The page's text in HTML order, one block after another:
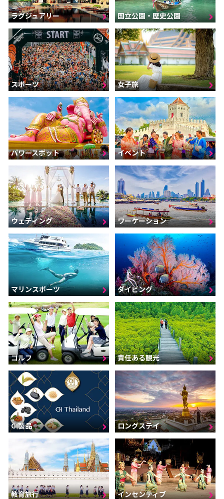
ラグジュアリー 国立公園・歴史公園
スポーツ 女子旅
パワースポット イベント
ウェディング ワーケーション
マリンスポーツ ダイビング
ゴルフ 責任ある観光
GI製品 ロングステイ
教育旅行 インセンティブ